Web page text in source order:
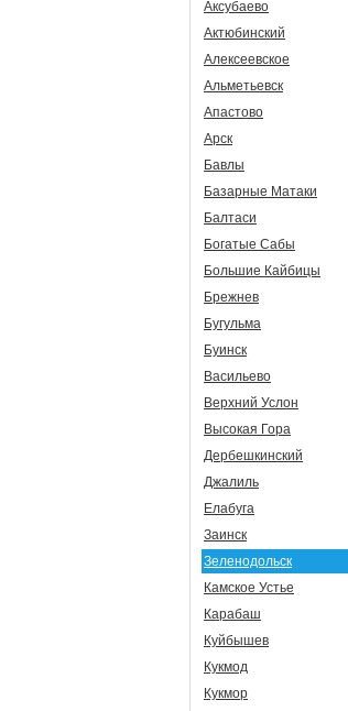
Аксубаево
Актюбинский
Алексеевское
Альметьевск
Апастово
Арск
Бавлы
Базарные Матаки
Балтаси
Богатые Сабы
Большие Кайбицы
Брежнев
Бугульма
Буинск
Васильево
Верхний Услон
Высокая Гора
Дербешкинский
Джалиль
Елабуга
Заинск
Зеленодольск
Камское Устье
Карабаш
Куйбышев
Кукмод
Кукмор